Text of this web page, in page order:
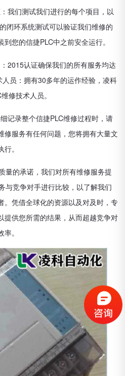
我们测试我们进行的每个项目，以
闭环系统测试可以验证我们维修的
您的信捷PLC中之前安全运行。
2015认证确保我们的所有服务均达
员：拥有30多年的运作经验，凌科
修技术人员。
记录整个信捷PLC维修过程时，请
修服务有任何问题，您将拥有大量文
。
量的承诺，我们对所有维修服务提
与竞争对手进行比较，以了解我们
。凭借全球化的资源以及对及时，专
提供您所需的结果，从而超越竞争对
。